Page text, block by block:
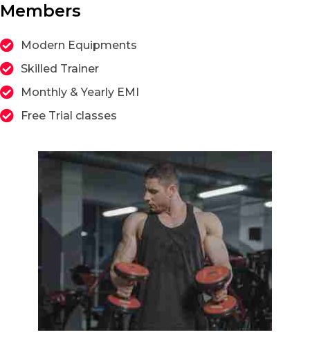
Members
Modern Equipments
Skilled Trainer
Monthly & Yearly EMI
Free Trial classes